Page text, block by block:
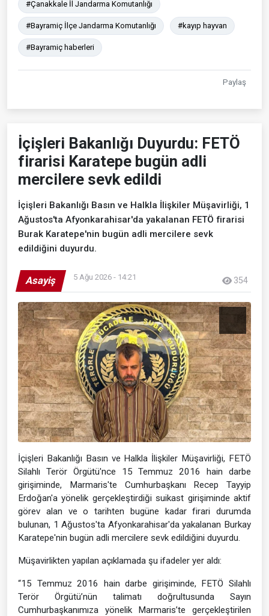
#Çanakkale İl Jandarma Komutanlığı
#Bayramiç İlçe Jandarma Komutanlığı #kayıp hayvan
#Bayramiç haberleri
Paylaş
İçişleri Bakanlığı Duyurdu: FETÖ
firarisi Karatepe bugün adli
mercilere sevk edildi
İçişleri Bakanlığı Basın ve Halkla İlişkiler Müşavirliği, 1
Ağustos'ta Afyonkarahisar'da yakalanan FETÖ firarisi
Burak Karatepe'nin bugün adli mercilere sevk
edildiğini duyurdu.
Asayiş 5 Ağu 2026 - 14:21 354
İçişleri Bakanlığı Basın ve Halkla İlişkiler Müşavirliği, FETÖ
Silahlı Terör Örgütü'nce 15 Temmuz 2016 hain darbe
girişiminde, Marmaris'te Cumhurbaşkanı Recep Tayyip
Erdoğan'a yönelik gerçekleştirdiği suikast girişiminde aktif
görev alan ve o tarihten bugüne kadar firari durumda
bulunan, 1 Ağustos'ta Afyonkarahisar'da yakalanan Burkay
Karatepe'nin bugün adli mercilere sevk edildiğini duyurdu.
Müşavirlikten yapılan açıklamada şu ifadeler yer aldı:
“15 Temmuz 2016 hain darbe girişiminde, FETÖ Silahlı
Terör Örgütü’nün talimatı doğrultusunda Sayın
Cumhurbaşkanımıza yönelik Marmaris’te gerçekleştirilen